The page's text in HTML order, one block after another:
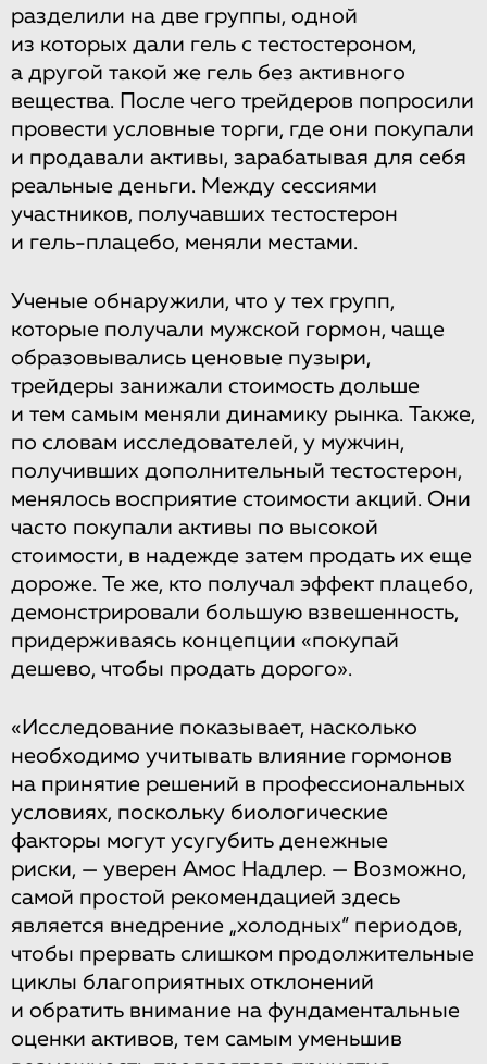
разделили на две группы, одной
из которых дали гель с тестостероном,
а другой такой же гель без активного
вещества. После чего трейдеров попросили
провести условные торги, где они покупали
и продавали активы, зарабатывая для себя
реальные деньги. Между сессиями
участников, получавших тестостерон
и гель-плацебо, меняли местами.
Ученые обнаружили, что у тех групп,
которые получали мужской гормон, чаще
образовывались ценовые пузыри,
трейдеры занижали стоимость дольше
и тем самым меняли динамику рынка. Также,
по словам исследователей, у мужчин,
получивших дополнительный тестостерон,
менялось восприятие стоимости акций. Они
часто покупали активы по высокой
стоимости, в надежде затем продать их еще
дороже. Те же, кто получал эффект плацебо,
демонстрировали большую взвешенность,
придерживаясь концепции «покупай
дешево, чтобы продать дорого».
«Исследование показывает, насколько
необходимо учитывать влияние гормонов
на принятие решений в профессиональных
условиях, поскольку биологические
факторы могут усугубить денежные
риски, — уверен Амос Надлер. — Возможно,
самой простой рекомендацией здесь
является внедрение „холодных“ периодов,
чтобы прервать слишком продолжительные
циклы благоприятных отклонений
и обратить внимание на фундаментальные
оценки активов, тем самым уменьшив